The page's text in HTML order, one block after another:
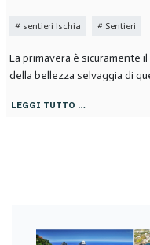
sentieri Ischia Sentieri
La primavera è sicuramente
della bellezza selvaggia di
LEGGI TUTTO …